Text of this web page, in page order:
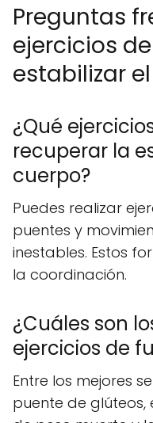
Preguntas
ejercicios
estabilizar
¿Qué
recuperar la
cuerpo?
Puedes realizar
puentes y
inestables. Estos
la coordinación.
¿Cuáles son
ejercicios de
Entre los mejores
puente de glúteos,